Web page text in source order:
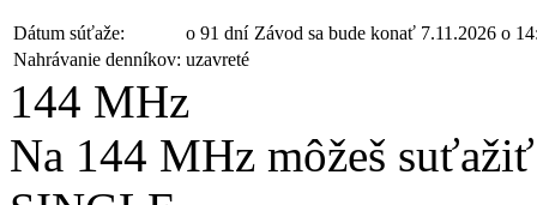
Dátum súťaže: o 91 dní Závod sa bude konať 7.11.2026 o
Nahrávanie denníkov: uzavreté
144 MHz
Na 144 MHz môžeš